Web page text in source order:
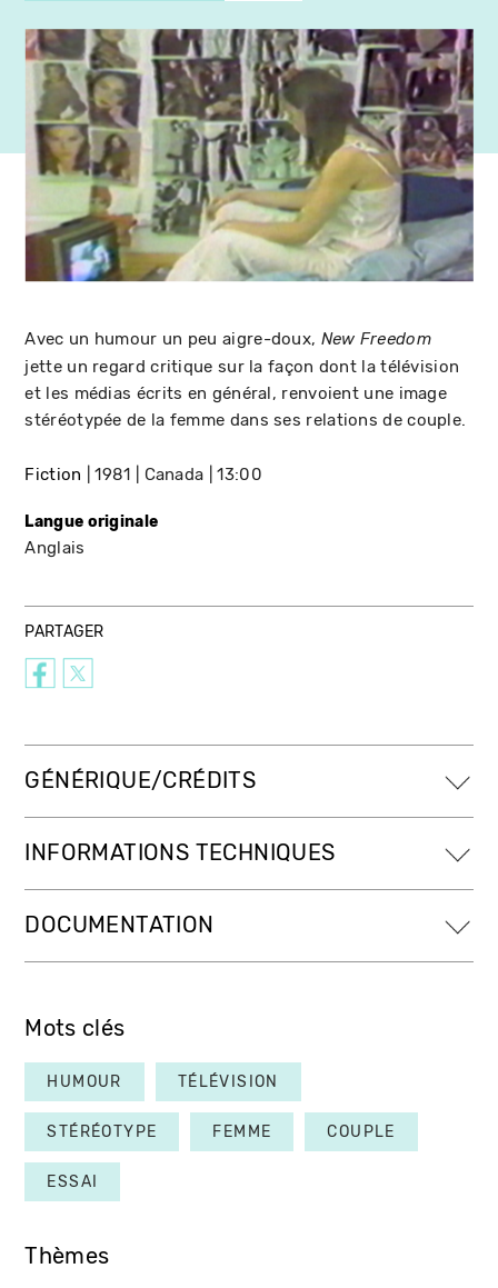
Avec un humour un peu aigre-doux, New Freedom
jette un regard critique sur la façon dont la télévision
et les médias écrits en général, renvoient une image
stéréotypée de la femme dans ses relations de couple.
Fiction 1981 Canada 13:00
Langue originale
Anglais
PARTAGER
GÉNÉRIQUE/CRÉDITS
INFORMATIONS TECHNIQUES
DOCUMENTATION
Mots clés
HUMOUR TÉLÉVISION
STÉRÉOTYPE FEMME COUPLE
ESSAI
Thèmes